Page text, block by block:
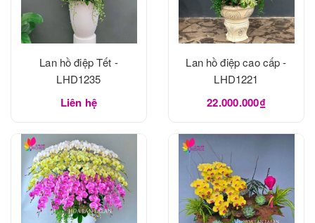
Lan hồ điệp Tết -
LHD1235
Liên hệ
Lan hồ điệp cao cấp -
LHD1221
22.000.000₫